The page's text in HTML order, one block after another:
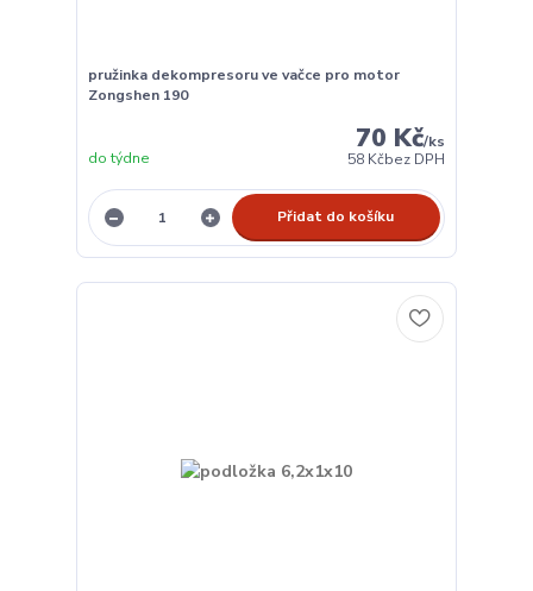
pružinka dekompresoru ve vačce pro motor
Zongshen 190
70 Kč/ks
58 Kčbez DPH
do týdne
Přidat do košíku